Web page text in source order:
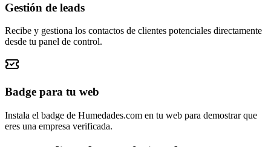
Gestión de leads
Recibe y gestiona los contactos de clientes potenciales directamente
desde tu panel de control.
Badge para tu web
Instala el badge de Humedades.com en tu web para demostrar que
eres una empresa verificada.